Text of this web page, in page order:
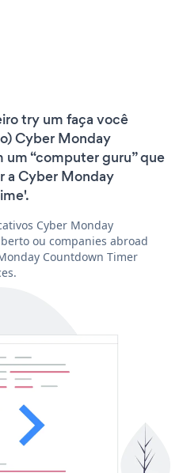
try um faça você
Cyber Monday
“computer guru” que
a Cyber Monday
Cyber Monday
ou companies abroad
Countdown Timer